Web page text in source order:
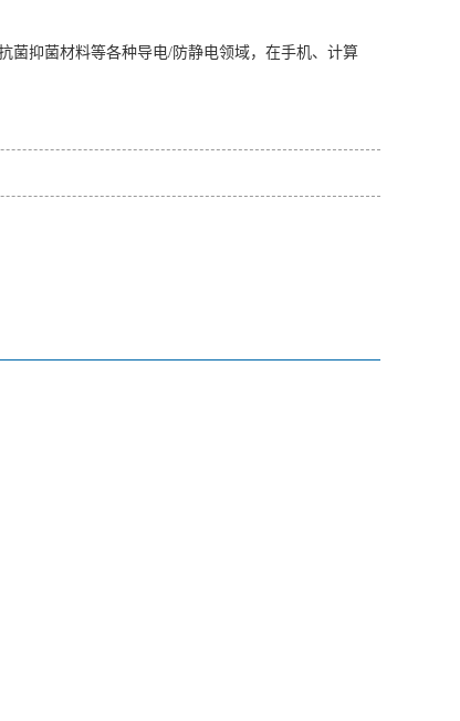
菌抑菌材料等各种导电/防静电领域，在手机、计算